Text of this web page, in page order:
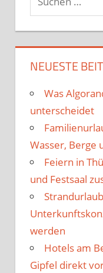
NEUESTE
Was
unterscheidet
Wasser, Berge
Feiern in
und Festsaal
werden
Hotels am
Gipfel direkt